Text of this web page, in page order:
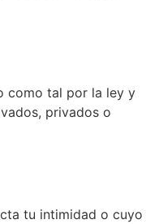
como tal por la ley y
privados o
tu intimidad o cuyo